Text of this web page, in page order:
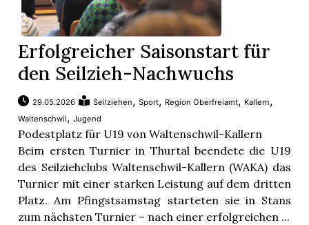
Erfolgreicher Saisonstart für
den Seilzieh-Nachwuchs
29.05.2026 Seilziehen,Sport, Region Oberfreiamt, Kallern,
Waltenschwil,Jugend
Podestplatz für U19 von Waltenschwil-Kallern
Beim ersten Turnier in Thurtal beendete die U19
des Seilziehclubs Waltenschwil-Kallern (WAKA) das
Turnier mit einer starken Leistung auf dem dritten
Platz. Am Pfingstsamstag starteten sie in Stans
zum nächsten Turnier – nach einer erfolgreichen ...